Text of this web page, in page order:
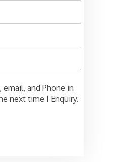
email, and Phone in
next time I Enquiry.